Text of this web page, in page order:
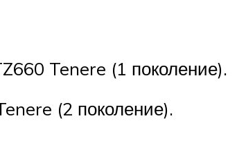
Tenere (1 поколение).
(2 поколение).